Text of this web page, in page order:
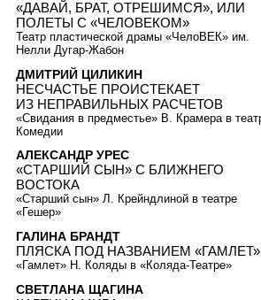
«ДАВАЙ, БРАТ, ОТРЕШИМСЯ», ИЛИ
ПОЛЕТЫ С «ЧЕЛОВЕКОМ»
Театр пластической драмы «ЧелоВЕК» им.
Нелли Дугар-Жабон
ДМИТРИЙ ЦИЛИКИН
НЕСЧАСТЬЕ ПРОИСТЕКАЕТ
ИЗ НЕПРАВИЛЬНЫХ РАСЧЕТОВ
«Свидания в предместье» В. Крамера в
Комедии
АЛЕКСАНДР УРЕС
«СТАРШИЙ СЫН» С БЛИЖНЕГО
ВОСТОКА
«Старший сын» Л. Крейндлиной в театре
«Гешер»
ГАЛИНА БРАНДТ
ПЛЯСКА ПОД НАЗВАНИЕМ «ГАМЛЕТ»
«Гамлет» Н. Коляды в «Коляда-Театре»
СВЕТЛАНА ЩАГИНА